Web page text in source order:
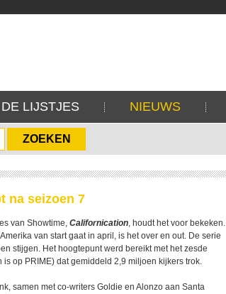
DE LIJSTJES NIEUWS
na seizoen 7
van Showtime, Californication, houdt het voor bekeken.
van start gaat in april, is het over en out. De serie
stijgen. Het hoogtepunt werd bereikt met het zesde
op PRIME) dat gemiddeld 2,9 miljoen kijkers trok.
samen met co-writers Goldie en Alonzo aan Santa